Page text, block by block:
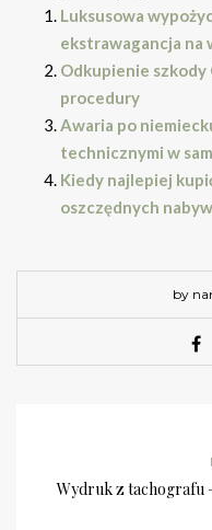
Luksusowa
ekstrawagancja na
Odkupienie szkody
procedury
Awaria po
technicznymi w
Kiedy najlepiej
oszczędnych
by
Wydruk z tachografu